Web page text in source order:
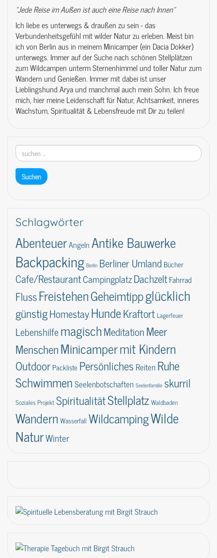
"Jede Reise im Außen ist auch eine Reise nach Innen"
Ich liebe es unterwegs & draußen zu sein - das
Verbundenheitsgefühl mit wilder Natur zu erleben. Meist bin
ich von Berlin aus in meinem Minicamper (ein Dacia Dokker)
unterwegs. Immer auf der Suche nach schönen Stellplätzen
zum Wildcampen unterm Sternenhimmel und toller Natur zum
Wandern und Genießen. Immer mit dabei ist unser
Lieblingshund Arya und manchmal auch mein Sohn. Ich freue
mich, hier meine Leidenschaft für Natur, Achtsamkeit, inneres
Wachstum, Spiritualität & Lebensfreude mit Dir zu teilen!
Schlagwörter
AbenteuerAngelnAntike Bauwerke
Backpacking Berlin Berliner Umland Bücher
Cafe/RestaurantCampingplatzDachzeltFahrrad
FlussFreistehenGeheimtippglücklich
günstigHomestayHundeKraftortLagerfeuer
LebenshilfemagischMeditationMeer
MenschenMinicampermit Kindern
Outdoor Packliste Persönliches ReitenRuhe
SchwimmenSeelenbotschaften Seelenfamilie skurril
Soziales ProjektSpiritualitätStellplatzWaldbaden
Wandern Wasserfall WildcampingWilde
NaturWinter